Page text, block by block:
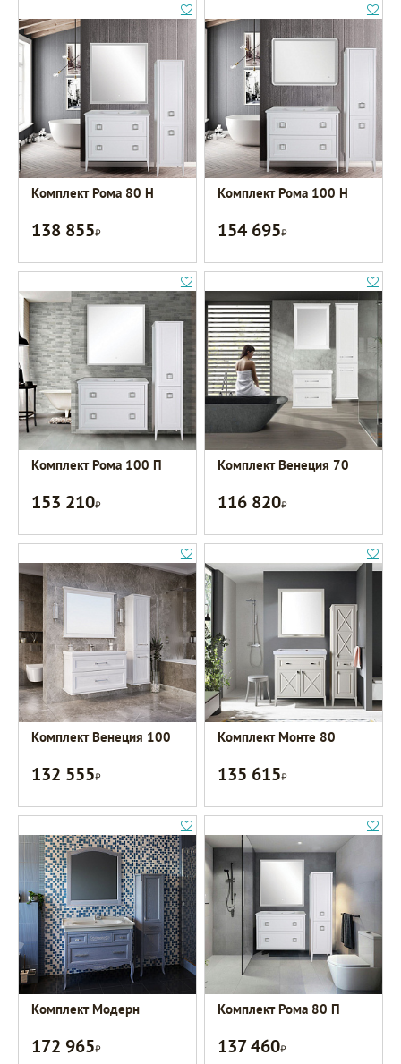
Комплект Рома 80 Н
138 855Р
Комплект Рома 100 Н
154 695Р
Комплект Рома 100 П
153 210Р
Комплект Венеция 70
116 820Р
Комплект Венеция 100
132 555Р
Комплект Монте 80
135 615Р
Комплект Модерн
172 965Р
Комплект Рома 80 П
137 460Р